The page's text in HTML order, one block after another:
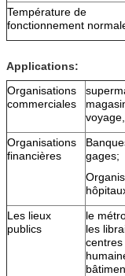
Température de
fonctionnement
Applications:
Organisations
commerciales
Organisations
financières
gages;
Les lieux
publics
le
les